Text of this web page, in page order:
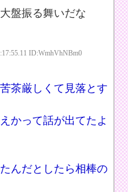
盤振る舞いだな
ID:WmhVhNBm0
茶厳しくて見落とす
かって話が出てたよ
んだとしたら相棒の